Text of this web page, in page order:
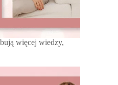
więcej wiedzy,